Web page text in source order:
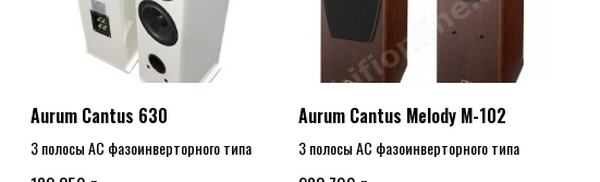
Aurum Cantus 630
3 полосы АС фазоинверторного типа
Aurum Cantus Melody M-102
3 полосы АС фазоинверторного типа